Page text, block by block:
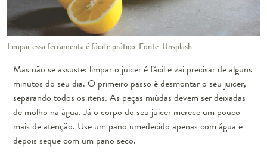
Limpar essa ferramenta é fácil e prático. Fonte: Unsplash
Mas não se assuste: limpar o juicer é fácil e vai precisar de alguns
minutos do seu dia. O primeiro passo é desmontar o seu juicer,
separando todos os itens. As peças miúdas devem ser deixadas
de molho na água. Já o corpo do seu juicer merece um pouco
mais de atenção. Use um pano umedecido apenas com água e
depois seque com um pano seco.